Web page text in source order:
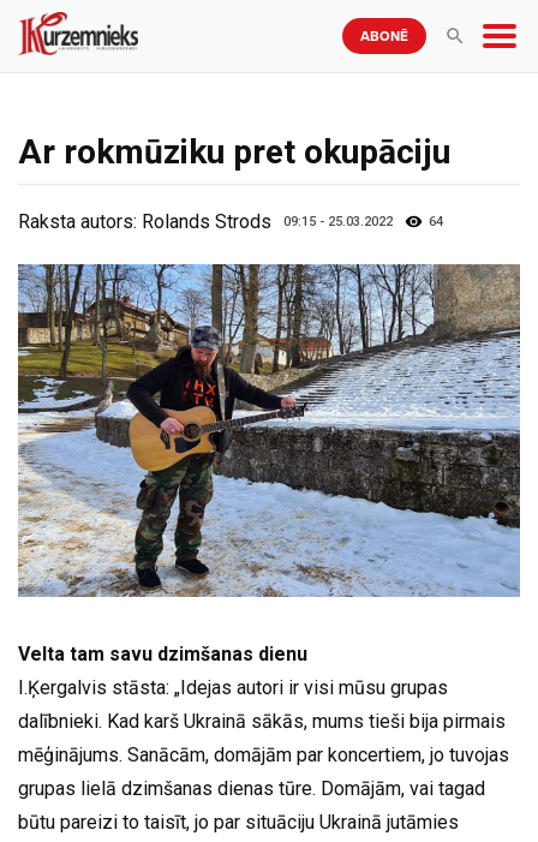
ABONĒ
Ar rokmūziku pret okupāciju
Raksta autors: Rolands Strods 09:15 - 25.03.2022 64
Velta tam savu dzimšanas dienu
I.Ķergalvis stāsta: „Idejas autori ir visi mūsu grupas
dalībnieki. Kad karš Ukrainā sākās, mums tieši bija pirmais
mēģinājums. Sanācām, domājām par koncertiem, jo tuvojas
grupas lielā dzimšanas dienas tūre. Domājām, vai tagad
būtu pareizi to taisīt, jo par situāciju Ukrainā jutāmies